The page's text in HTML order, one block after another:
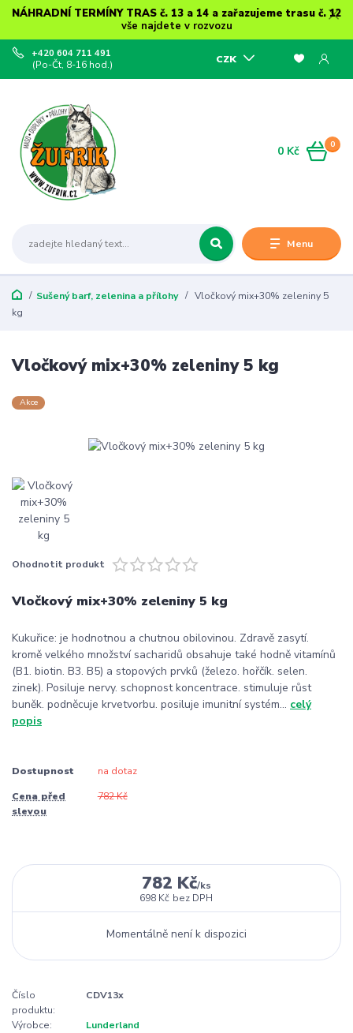
NÁHRADNÍ TERMÍNY TRAS č. 13 a 14 a zařazujeme trasu č. 12
vše najdete v rozvozu
Menu
CZK
+420 604 711 491
(Po-Čt, 8-16 hod.)
0
0 Kč
Sušený barf, zelenina a přílohy
Vločkový mix+30% zeleniny 5
kg
Vločkový mix+30% zeleniny 5 kg
Akce
Ohodnotit produkt
Vločkový mix+30% zeleniny 5 kg
Kukuřice: je hodnotnou a chutnou obilovinou. Zdravě zasytí.
kromě velkého množství sacharidů obsahuje také hodně vitamínů
(B1. biotin. B3. B5) a stopových prvků (železo. hořčík. selen.
zinek). Posiluje nervy. schopnost koncentrace. stimuluje růst
buněk. podněcuje krvetvorbu. posiluje imunitní systém... celý
popis
Dostupnost na dotaz
Cena před
slevou
782 Kč
782 Kč/ks
698 Kč bez DPH
Momentálně není k dispozici
Číslo
produktu:
CDV13x
Výrobce:
Lunderland